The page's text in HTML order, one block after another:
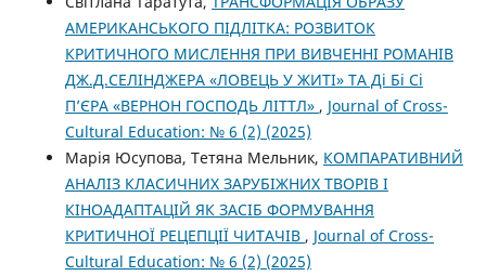
АМЕРИКАНСЬКОГО ПІДЛІТКА: РОЗВИТОК
КРИТИЧНОГО МИСЛЕННЯ ПРИ ВИВЧЕННІ РОМАНІВ
ДЖ.Д.СЕЛІНДЖЕРА «ЛОВЕЦЬ У ЖИТІ» ТА Ді Бі Сі
П’ЄРА «ВЕРНОН ГОСПОДЬ ЛІТТЛ» , Journal of Cross-
Cultural Education: № 6 (2) (2025)
Марія Юсупова, Тетяна Мельник, КОМПАРАТИВНИЙ
АНАЛІЗ КЛАСИЧНИХ ЗАРУБІЖНИХ ТВОРІВ І
КІНОАДАПТАЦІЙ ЯК ЗАСІБ ФОРМУВАННЯ
КРИТИЧНОЇ РЕЦЕПЦІЇ ЧИТАЧІВ , Journal of Cross-
Cultural Education: № 6 (2) (2025)